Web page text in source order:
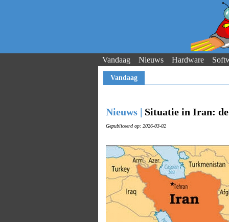
Vandaag Nieuws Hardware
Vandaag
Nieuws | Situatie in Iran:
Gepubliceerd op: 2026-03-02